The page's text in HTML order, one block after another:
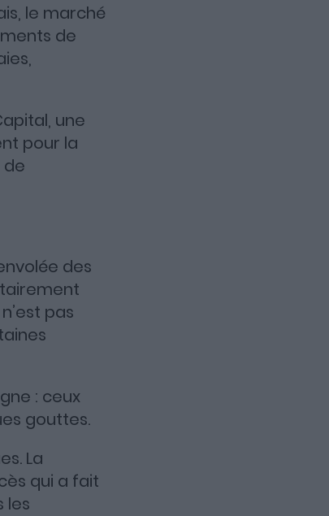
le marché
de
une
pour la
de
des
pas
: ceux
gouttes.
La
qui a fait
les